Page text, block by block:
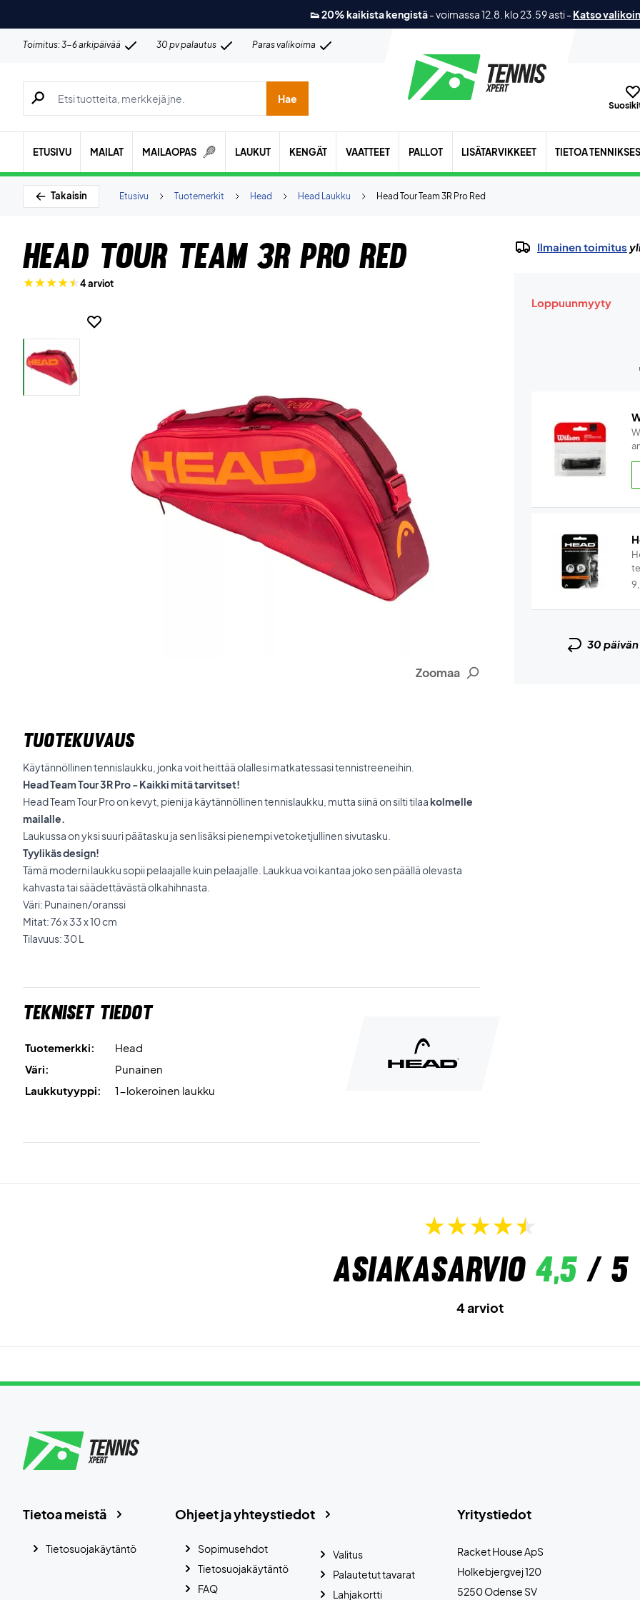
👟 20% kaikista kengistä-voimassa 12.8. klo 23.59 asti- Katso
Toimitus: 3-6 arkipäivää 30 pv palautus Paras valikoima
Hae tuotteita, merkkejä jne.
Hae
ETUSIVU MAILAT MAILAOPAS LAUKUT KENGÄT VAATTEET PALLOT LISÄTARVIKKEET TIETOA
Takaisin Head Tour Team 3R Pro Red
Head Laukku
Head
Tuotemerkit
Etusivu
Head Tour Team 3R Pro Red
4 arviot
Zoomaa
TUOTEKUVAUS
Käytännöllinen tennislaukku, jonka voit heittää olallesi matkatessasi tennistreeneihin.
Head Team Tour 3R Pro - Kaikki mitä tarvitset!
Head Team Tour Pro on kevyt, pieni ja käytännöllinen tennislaukku, mutta siinä on silti tilaakolmelle
mailalle.
Laukussa on yksi suuri päätasku ja sen lisäksi pienempi vetoketjullinen sivutasku.
Tyylikäs design!
Tämä moderni laukku sopii pelaajalle kuin pelaajalle. Laukkua voi kantaa joko sen päällä olevasta
kahvasta tai säädettävästä olkahihnasta.
Väri: Punainen/oranssi
Mitat: 76 x 33 x 10 cm
Tilavuus: 30 L
Tekniset tiedot
Tuotemerkki:
Head
Väri:
Punainen
Laukkutyyppi:
1-lokeroinen laukku
Ilmainen toimitus
Loppuunmyyty
30 päivän
Asiakasarvio 4,5/ 5
4 arviot
Yritystiedot
Racket House ApS
Holkebjergvej 120
5250 Odense SV
Ohjeet ja yhteystiedot
Sopimusehdot
Tietosuojakäytäntö
FAQ
Valitus
Palautetut tavarat
Lahjakortti
Tietoa meistä
Tietosuojakäytäntö